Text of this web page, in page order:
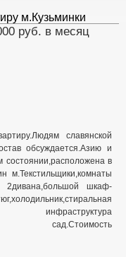
м.Кузьминки
руб. в месяц
славянской
обсуждается.Азию и
состоянии,расположена в
м.Текстильщики,комнаты
2дивана,большой шкаф-
инфраструктура
сад.Стоимость